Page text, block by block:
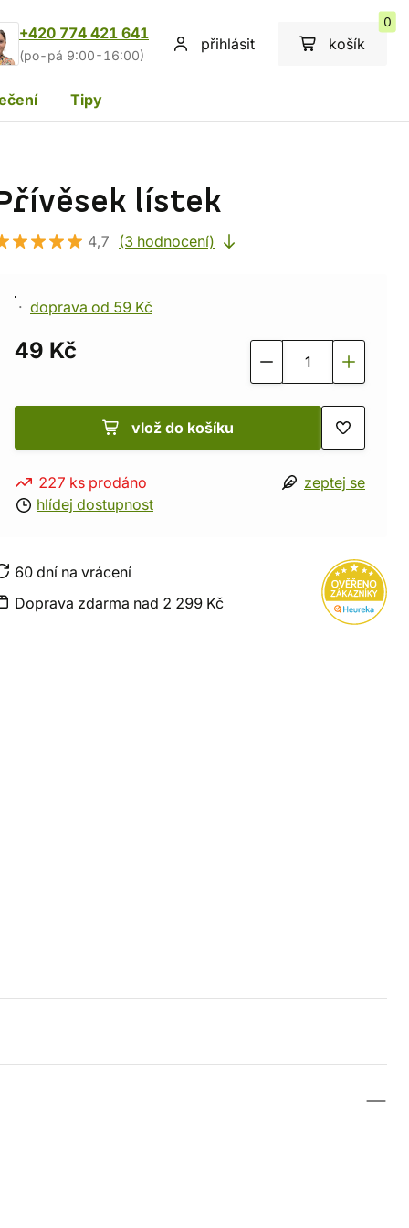
+420 774 421 641
(po-pá 9:00-16:00)
přihlásit košík
0
Tipy
lístek
4,7 (3 hodnocení)
doprava od 59 Kč
49 Kč
vlož do košíku
227 ks prodáno
hlídej dostupnost
zeptej se
60 dní na vrácení
Doprava zdarma nad 2 299 Kč